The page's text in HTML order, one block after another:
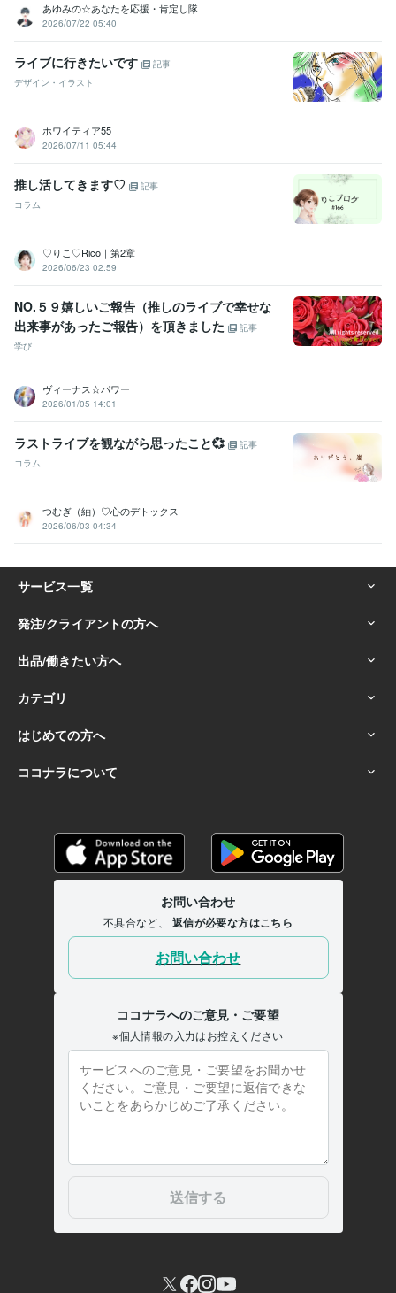
あゆみの☆あなたを応援・肯定し隊
2026/07/22 05:40
ライブに行きたいです
記事
デザイン・イラスト
ホワイティア55
2026/07/11 05:44
推し活してきます♡
記事
コラム
♡りこ♡Rico｜第2章
2026/06/23 02:59
NO.５９嬉しいご報告（推しのライブで幸せな
出来事があったご報告）を頂きました
記事
学び
ヴィーナス☆パワー
2026/01/05 14:01
ラストライブを観ながら思ったこと💞
記事
コラム
つむぎ（紬）♡心のデトックス
2026/06/03 04:34